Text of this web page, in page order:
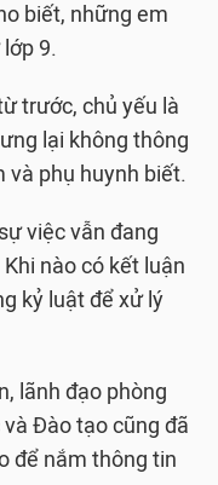
biết, những em
9.
trước, chủ yếu là
lại không thông
và phụ huynh biết.
việc vẫn đang
nào có kết luận
kỷ luật để xử lý
lãnh đạo phòng
Đào tạo cũng đã
để nắm thông tin